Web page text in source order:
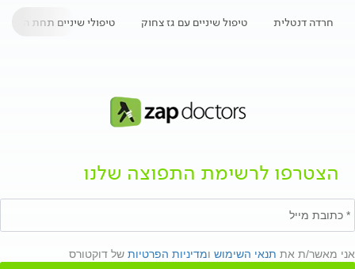
חרדה דנטלית טיפול שיניים עם גז צחוק טיפולי שיניים תחת
הצטרפו לרשימת התפוצה שלנו
אני מאשר/ת את תנאי השימוש ומדיניות הפרטיות של דוקטורס